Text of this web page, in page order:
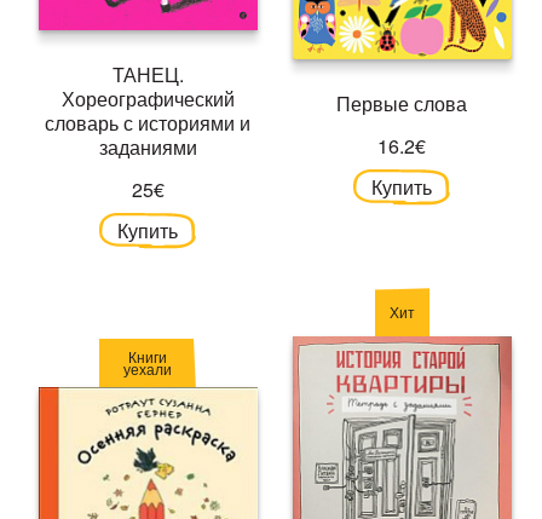
ТАНЕЦ.
Хореографический
словарь с историями и
заданиями
25€
Купить
Первые слова
16.2€
Купить
Хит
Книги
уехали